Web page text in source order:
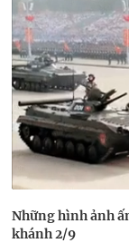
Những hình ảnh
khánh 2/9